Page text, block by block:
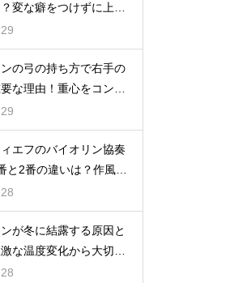
変な癖をつけずに上達
策
の弓の持ち方で右手の
な理由！重心をコント
エフのバイオリン協奏
と2番の違いは？作風の
が冬に結露する原因と
な温度変化から大切な